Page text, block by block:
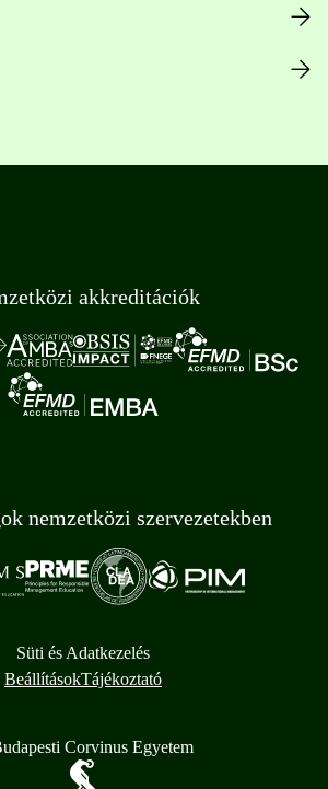
akkreditációk
nemzetközi szervezetekben
Süti és Adatkezelés
BeállításokTájékoztató
Corvinus Egyetem